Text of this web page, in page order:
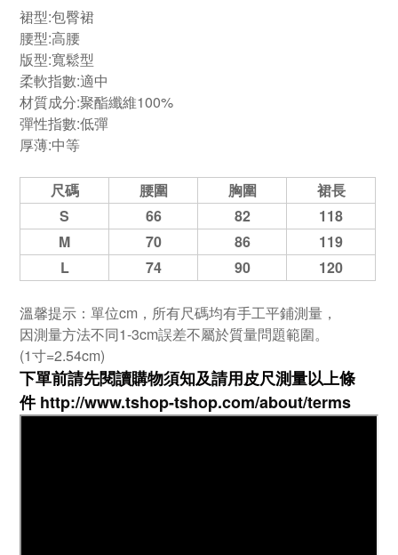
裙型:包臀裙
腰型:高腰
版型:寬鬆型
柔軟指數:適中
材質成分:聚酯纖維100%
彈性指數:低彈
厚薄:中等
尺碼 腰圍 胸圍
裙長
S
66 82
118
M
70 86
119
L
74 90 120
溫馨提示：單位cm，所有尺碼均有手工平鋪測量，
因測量方法不同1-3cm誤差不屬於質量問題範圍。
(1寸=2.54cm)
下單前請先閱讀購物須知及請用皮尺測量以上條
件 http://www.tshop-tshop.com/about/terms